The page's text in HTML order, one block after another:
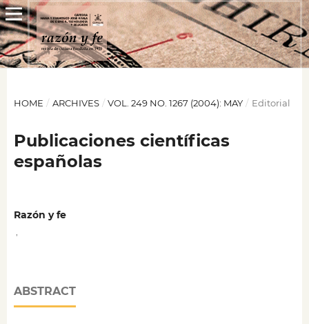
HOME / ARCHIVES / VOL. 249 NO. 1267 (2004): MAY / Editorial
Publicaciones científicas
españolas
Razón y fe
ABSTRACT